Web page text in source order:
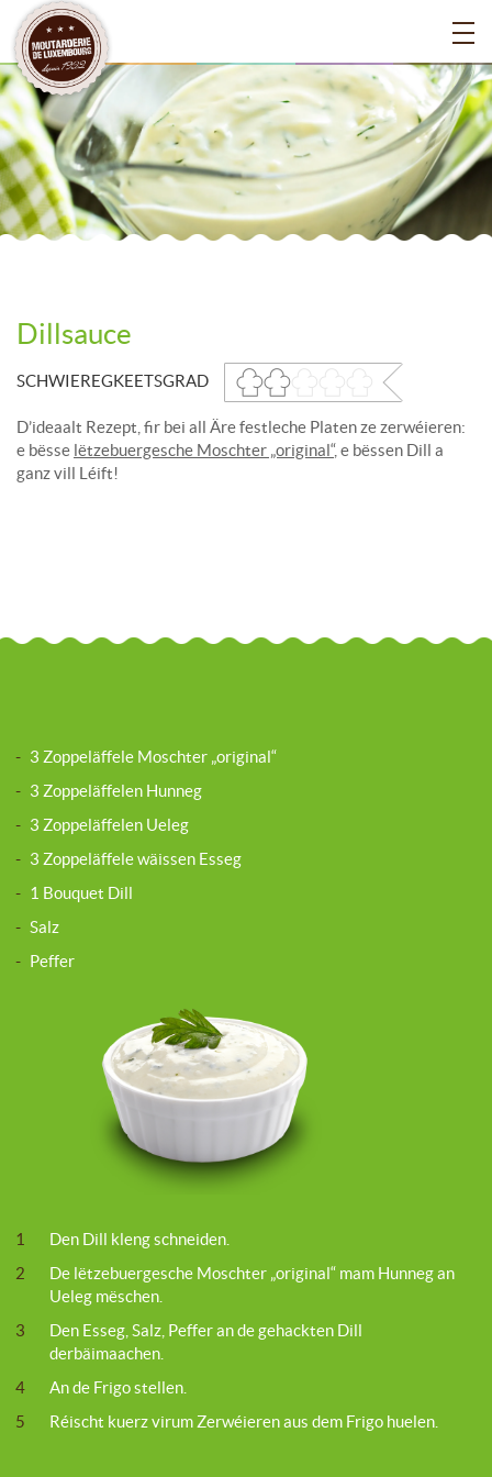
Dillsauce
SCHWIEREGKEETSGRAD
D’ideaalt Rezept, fir bei all Äre festleche Platen ze zerwéieren:
e bësse lëtzebuergesche Moschter „original“, e bëssen Dill a
ganz vill Léift!
- 3 Zoppeläffele Moschter „original“
- 3 Zoppeläffelen Hunneg
- 3 Zoppeläffelen Ueleg
- 3 Zoppeläffele wäissen Esseg
- 1 Bouquet Dill
- Salz
- Peffer
1
Den Dill kleng schneiden.
2
De lëtzebuergesche Moschter „original“ mam Hunneg an
Ueleg mëschen.
3
Den Esseg, Salz, Peffer an de gehackten Dill
derbäimaachen.
4
An de Frigo stellen.
5
Réischt kuerz virum Zerwéieren aus dem Frigo huelen.